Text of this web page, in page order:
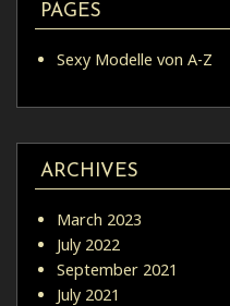
PAGES
Sexy Modelle von A-Z
ARCHIVES
March 2023
July 2022
September 2021
July 2021